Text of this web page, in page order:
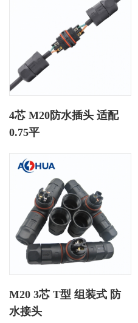
4芯 M20防水插头 适配
0.75平
M20 3芯 T型 组装式 防
水接头